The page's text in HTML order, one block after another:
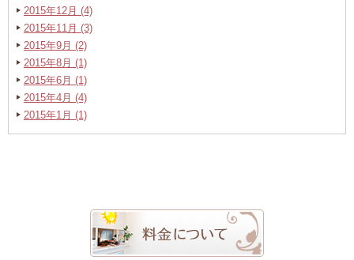
2015年12月 (4)
2015年11月 (3)
2015年9月 (2)
2015年8月 (1)
2015年6月 (1)
2015年4月 (4)
2015年1月 (1)